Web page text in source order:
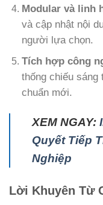
Modular và linh
và cập nhật nội
người lựa chọn.
Tích hợp công
thống chiếu sáng
chuẩn mới.
XEM NGAY:
Quyết Tiếp
Nghiệp
Lời Khuyên Từ